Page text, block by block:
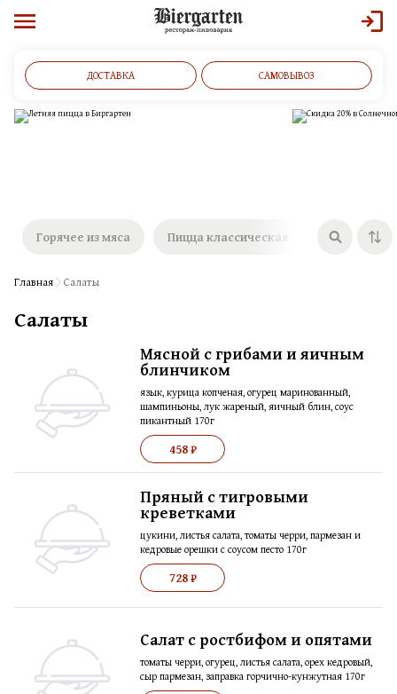
ДОСТАВКА САМОВЫВОЗ
Горячее из мяса Пицца классическая Пицца
Главная Салаты
Салаты
Мясной с грибами и яичным
блинчиком
язык, курица копченая, огурец маринованный,
шампиньоны, лук жареный, яичный блин, соус
пикантный 170г
458 ₽
Пряный с тигровыми
креветками
цукини, листья салата, томаты черри, пармезан и
кедровые орешки с соусом песто 170г
728 ₽
Салат с ростбифом и опятами
томаты черри, огурец, листья салата, орех кедровый,
сыр пармезан, заправка горчично-кунжутная 170г